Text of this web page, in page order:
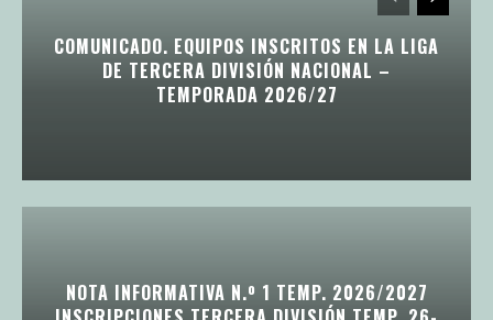
COMUNICADO. EQUIPOS INSCRITOS EN LA LIGA
DE TERCERA DIVISIÓN NACIONAL –
TEMPORADA 2026/27
NOTA INFORMATIVA N.º 1 TEMP. 2026/2027